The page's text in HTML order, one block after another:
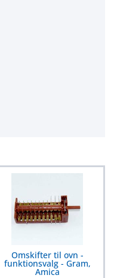
Omskifter til ovn -
funktionsvalg - Gram,
Amica